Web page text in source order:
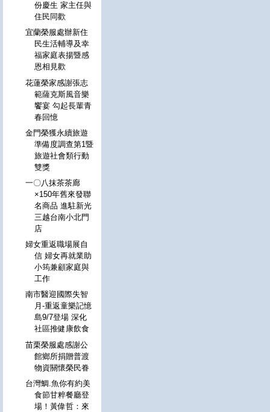
份慶生 家主任與
住民同歡
宜蘭榮服處辦新住
民生活輔導及幸
福家庭表揚暨感
恩相見歡
花蓮榮家感謝張志
範薩克斯風音樂
饗宴 勾起長輩青
春回憶
金門榮獲永續旅遊
準備度調查第1暨
旅遊社會類行動
雙獎
一〇八抹茶茶廊
×150年舊來發聯
名商品 進駐新光
三越台南小北門
店
婦女重返職場展自
信 婦女再就業助
小筠兼顧家庭與
工作
南市醫迎國際失智
月-重返童樂記憶
島9/7登場 深化
社區推健康飲食
苗栗榮服處感謝公
館鄉所捐贈普渡
物資關懷榮民眷
台灣鯛.魚你有約美
食節甘粹餐廳登
場！黃偉哲：來